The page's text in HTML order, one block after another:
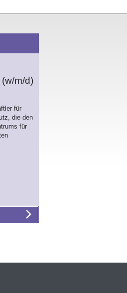
m/d)
für
die den
für